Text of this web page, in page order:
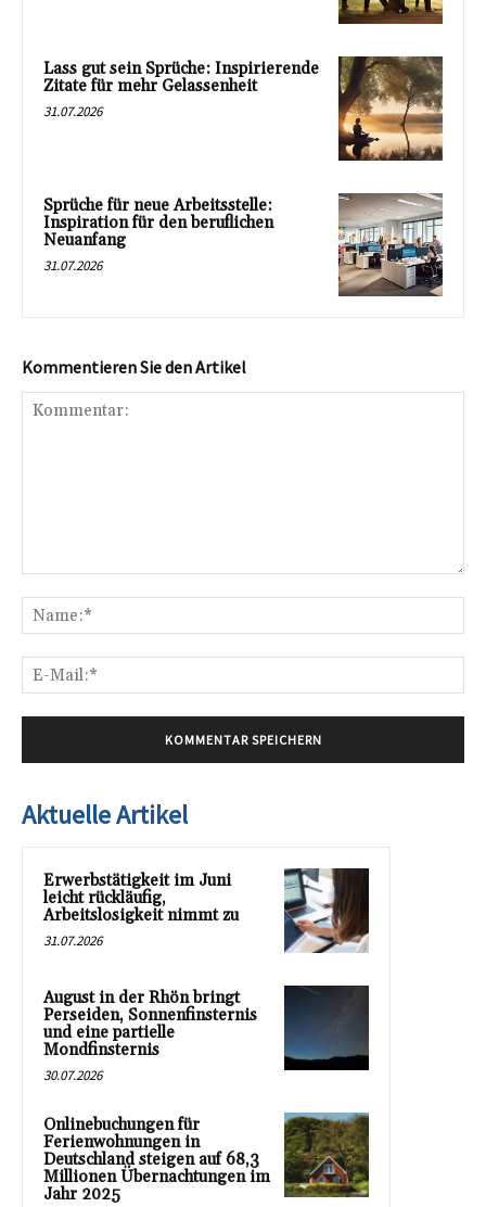
Lass gut sein Sprüche: Inspirierende
Zitate für mehr Gelassenheit
31.07.2026
Sprüche für neue Arbeitsstelle:
Inspiration für den beruflichen
Neuanfang
31.07.2026
Kommentieren Sie den Artikel
Aktuelle Artikel
Erwerbstätigkeit im Juni
leicht rückläufig,
Arbeitslosigkeit nimmt zu
31.07.2026
August in der Rhön bringt
Perseiden, Sonnenfinsternis
und eine partielle
Mondfinsternis
30.07.2026
Onlinebuchungen für
Ferienwohnungen in
Deutschland steigen auf 68,3
Millionen Übernachtungen im
Jahr 2025